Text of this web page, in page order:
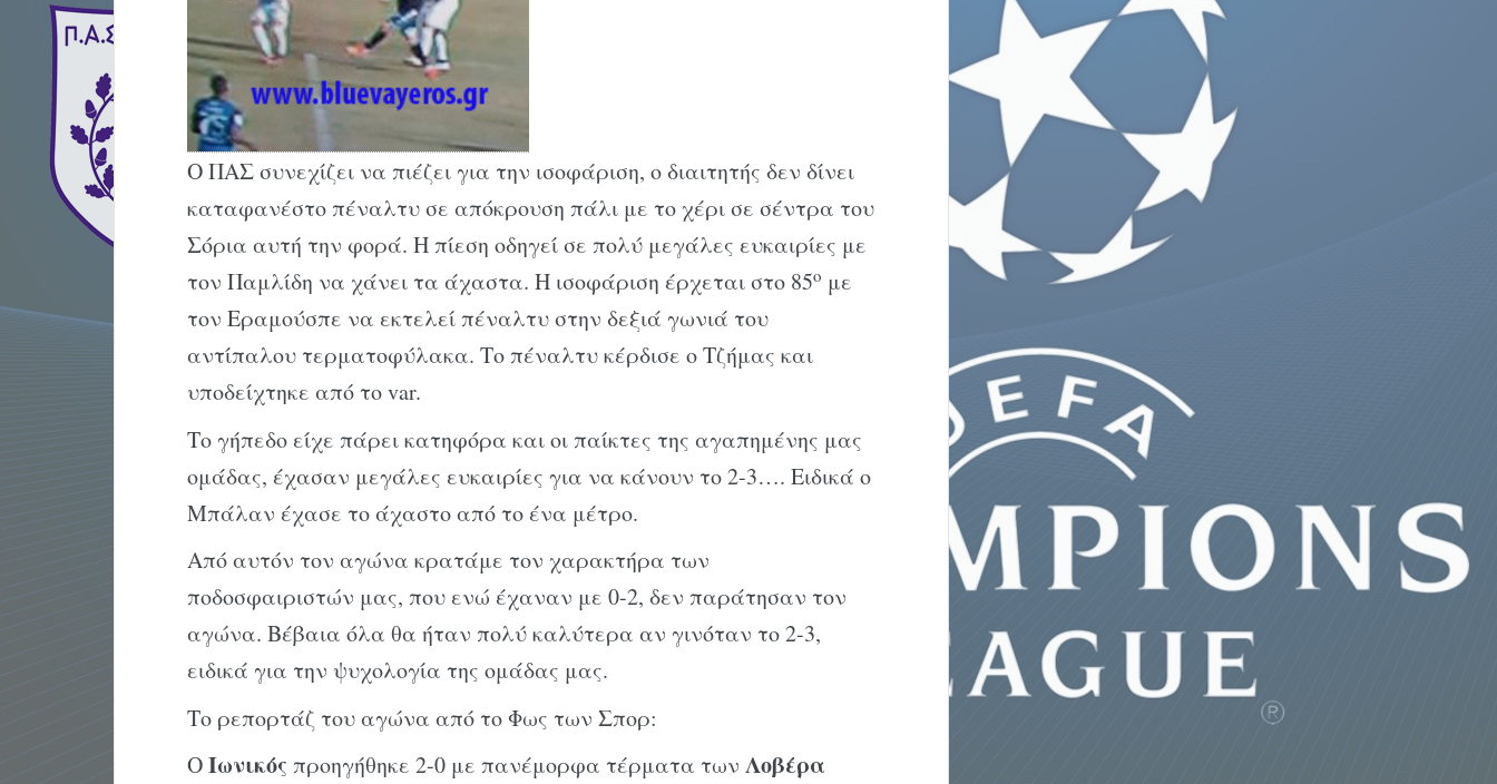
Ο ΠΑΣ συνεχίζει να πιέζει για την ισοφάριση, ο διαιτητής δεν δίνει
καταφανέστο πέναλτυ σε απόκρουση πάλι με το χέρι σε σέντρα του
Σόρια αυτή την φορά. Η πίεση οδηγεί σε πολύ μεγάλες ευκαιρίες με
τον Παμλίδη να χάνει τα άχαστα. Η ισοφάριση έρχεται στο 85ο με
τον Εραμούσπε να εκτελεί πέναλτυ στην δεξιά γωνιά του
αντίπαλου τερματοφύλακα. Το πέναλτυ κέρδισε ο Τζήμας και
υποδείχτηκε από το var.
Το γήπεδο είχε πάρει κατηφόρα και οι παίκτες της αγαπημένης μας
ομάδας, έχασαν μεγάλες ευκαιρίες για να κάνουν το 2-3…. Ειδικά ο
Μπάλαν έχασε το άχαστο από το ένα μέτρο.
Από αυτόν τον αγώνα κρατάμε τον χαρακτήρα των
ποδοσφαιριστών μας, που ενώ έχαναν με 0-2, δεν παράτησαν τον
αγώνα. Βέβαια όλα θα ήταν πολύ καλύτερα αν γινόταν το 2-3,
ειδικά για την ψυχολογία της ομάδας μας.
Το ρεπορτάζ του αγώνα από το Φως των Σπορ:
ΟΙωνικός προηγήθηκε 2-0 με πανέμορφα τέρματα των Λοβέρα